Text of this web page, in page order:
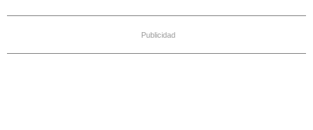
Publicidad